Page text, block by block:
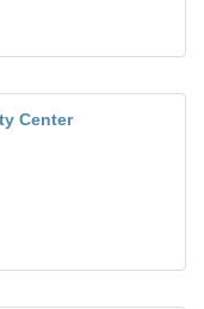
Center